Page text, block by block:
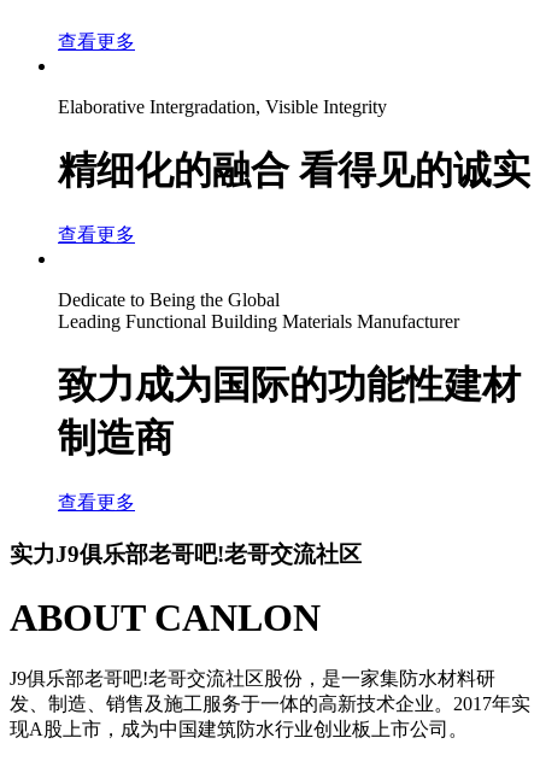
查看更多
Elaborative Intergradation, Visible Integrity
精细化的融合 看得见的诚实
查看更多
Dedicate to Being the Global
Leading Functional Building Materials Manufacturer
致力成为国际的功能性建材
制造商
查看更多
实力J9俱乐部老哥吧!老哥交流社区
ABOUT CANLON
J9俱乐部老哥吧!老哥交流社区股份，是一家集防水材料研
发、制造、销售及施工服务于一体的高新技术企业。2017年实
现A股上市， 成为中国建筑防水行业创业板上市公司。